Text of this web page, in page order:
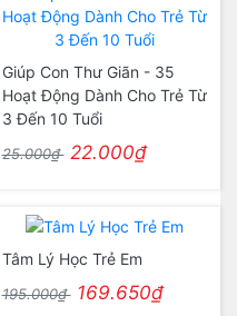
Giúp Con Thư Giãn - 35
Hoạt Động Dành Cho Trẻ Từ
3 Đến 10 Tuổi
25.000₫ 22.000₫
Tâm Lý Học Trẻ Em
195.000₫ 169.650₫